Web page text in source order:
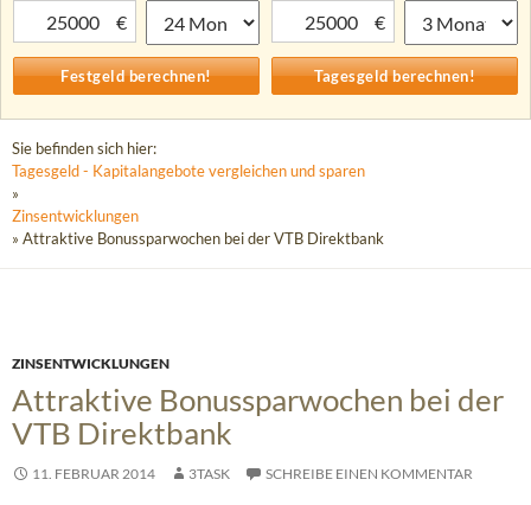
€
€
Sie befinden sich hier:
Tagesgeld - Kapitalangebote vergleichen und sparen
»
Zinsentwicklungen
» Attraktive Bonussparwochen bei der VTB Direktbank
ZINSENTWICKLUNGEN
Attraktive Bonussparwochen bei der
VTB Direktbank
11. FEBRUAR 2014 3TASK SCHREIBE EINEN KOMMENTAR